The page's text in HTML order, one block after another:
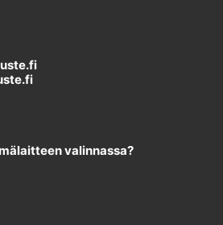
valinnassa?